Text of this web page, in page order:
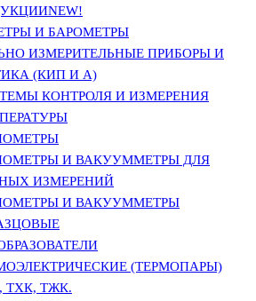
NEW!
И БАРОМЕТРЫ
ИЗМЕРИТЕЛЬНЫЕ ПРИБОРЫ И
(КИП И А)
КОНТРОЛЯ И ИЗМЕРЕНИЯ
И ВАКУУММЕТРЫ ДЛЯ
ИЗМЕРЕНИЙ
И ВАКУУММЕТРЫ
(ТЕРМОПАРЫ)
ТХК, ТЖК.